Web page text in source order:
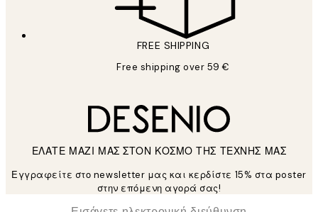
FREE SHIPPING
Free shipping over 59 €
ΕΛΑΤΕ ΜΑΖΙ ΜΑΣ ΣΤΟΝ ΚΟΣΜΟ ΤΗΣ ΤΕΧΝΗΣ ΜΑΣ
Εγγραφείτε στο newsletter μας και κερδίστε 15% στα poster
στην επόμενη αγορά σας!
Ηλεκτρονική Διεύθυνση